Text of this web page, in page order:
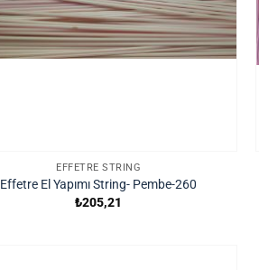
EFFETRE STRING
Effetre El Yapımı String- Pembe-260
₺205,21